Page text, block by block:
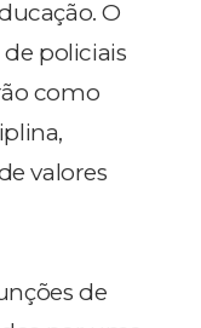
O
policiais
como
valores
de